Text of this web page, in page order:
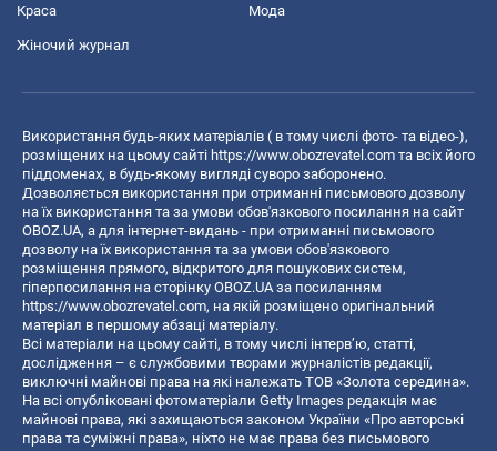
Краса Мода
Жіночий журнал
Використання будь-яких матеріалів ( в тому числі фото- та відео-),
розміщених на цьому сайті https://www.obozrevatel.com та всіх його
піддоменах, в будь-якому вигляді суворо заборонено.
Дозволяється використання при отриманні письмового дозволу
на їх використання та за умови обов'язкового посилання на сайт
OBOZ.UA, а для інтернет-видань - при отриманні письмового
дозволу на їх використання та за умови обов'язкового
розміщення прямого, відкритого для пошукових систем,
гіперпосилання на сторінку OBOZ.UA за посиланням
https://www.obozrevatel.com, на якій розміщено оригінальний
матеріал в першому абзаці матеріалу.
Всі матеріали на цьому сайті, в тому числі інтерв’ю, статті,
дослідження – є службовими творами журналістів редакції,
виключні майнові права на які належать ТОВ «Золота середина».
На всі опубліковані фотоматеріали Getty Images редакція має
майнові права, які захищаються законом України «Про авторські
права та суміжні права», ніхто не має права без письмового